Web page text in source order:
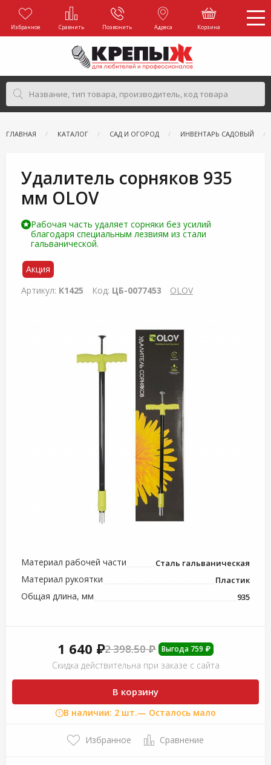
Избранное Сравнить Позвонить Адреса Корзина
ГЛАВНАЯ КАТАЛОГ САД И ОГОРОД ИНВЕНТАРЬ САДОВЫЙ
Удалитель сорняков 935
мм OLOV
Рабочая часть удаляет сорняки без усилий
благодаря специальным лезвиям из стали
гальванической.
Акция
Артикул: К1425 Код: ЦБ-0077453 OLOV
Материал рабочей части Сталь гальваническая
Материал рукоятки Пластик
Общая длина, мм 935
1 640 ₽2 398.50 ₽ Выгода 759 ₽
Скидка действительна при заказе с сайта
В корзину
В наличии: 2 шт.— Осталось мало
Избранное Сравнение